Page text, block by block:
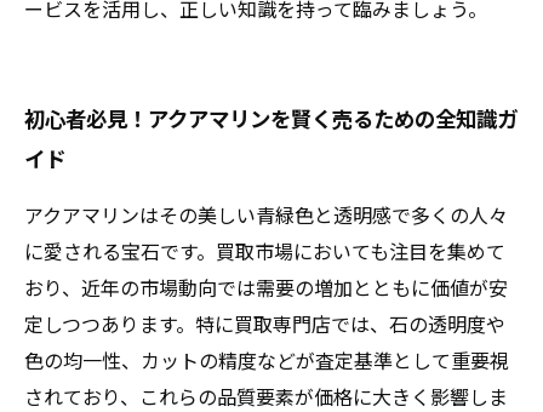
ービスを活用し、正しい知識を持って臨みましょう。
初心者必見！アクアマリンを賢く売るための全知識ガ
イド
アクアマリンはその美しい青緑色と透明感で多くの人々
に愛される宝石です。買取市場においても注目を集めて
おり、近年の市場動向では需要の増加とともに価値が安
定しつつあります。特に買取専門店では、石の透明度や
色の均一性、カットの精度などが査定基準として重要視
されており、これらの品質要素が価格に大きく影響しま